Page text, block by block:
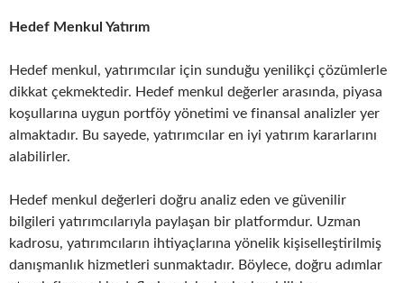
Hedef Menkul Yatırım
Hedef menkul, yatırımcılar için sunduğu yenilikçi çözümlerle
dikkat çekmektedir. Hedef menkul değerler arasında, piyasa
koşullarına uygun portföy yönetimi ve finansal analizler yer
almaktadır. Bu sayede, yatırımcılar en iyi yatırım kararlarını
alabilirler.
Hedef menkul değerleri doğru analiz eden ve güvenilir
bilgileri yatırımcılarıyla paylaşan bir platformdur. Uzman
kadrosu, yatırımcıların ihtiyaçlarına yönelik kişiselleştirilmiş
danışmanlık hizmetleri sunmaktadır. Böylece, doğru adımlar